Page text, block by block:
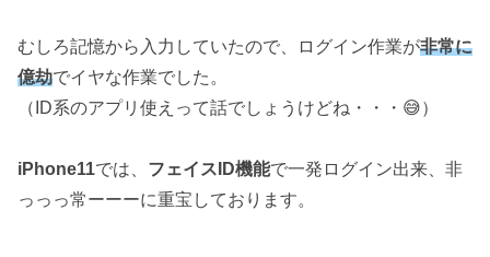
むしろ記憶から入力していたので、ログイン作業が非常に
億劫でイヤな作業でした。
（ID系のアプリ使えって話でしょうけどね・・・😅）
iPhone11では、 フェイスID機能で一発ログイン出来、非
っっっ常ーーーに重宝しております。